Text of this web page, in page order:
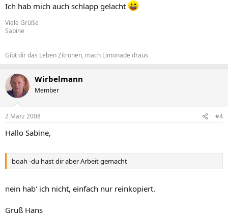
Ich hab mich auch schlapp gelacht
Viele Grüße
Sabine
Gibt dir das Leben Zitronen, mach Limonade draus
Wirbelmann
Member
2 März 2008 #4
Hallo Sabine,
boah -du hast dir aber Arbeit gemacht
nein hab' ich nicht, einfach nur reinkopiert.
Gruß Hans